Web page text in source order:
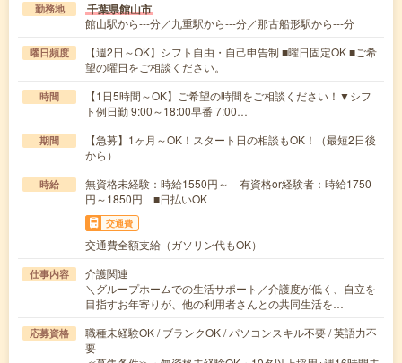
勤務地 千葉県館山市
館山駅から---分／九重駅から---分／那古船形駅から---分
曜日頻度
【週2日～OK】シフト自由・自己申告制 ■曜日固定OK ■ご希
望の曜日をご相談ください。
時間
【1日5時間～OK】ご希望の時間をご相談ください！▼シフ
ト例日勤 9:00～18:00早番 7:00…
期間
【急募】1ヶ月～OK！スタート日の相談もOK！（最短2日後
から）
時給
無資格未経験：時給1550円～ 有資格or経験者：時給1750
円～1850円 ■日払いOK
交通費
交通費全額支給（ガソリン代もOK）
仕事内容
介護関連
＼グループホームでの生活サポート／介護度が低く、自立を
目指すお年寄りが、他の利用者さんとの共同生活を…
応募資格
職種未経験OK / ブランクOK / パソコンスキル不要 / 英語力不
要